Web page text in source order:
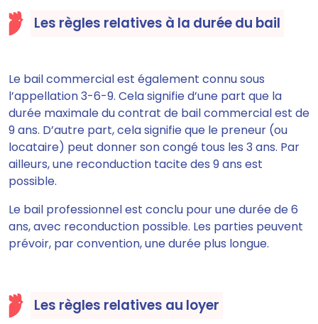
Les règles relatives à la durée du bail
Le bail commercial est également connu sous
l’appellation 3-6-9. Cela signifie d’une part que la
durée maximale du contrat de bail commercial est de
9 ans. D’autre part, cela signifie que le preneur (ou
locataire) peut donner son congé tous les 3 ans. Par
ailleurs, une reconduction tacite des 9 ans est
possible.
Le bail professionnel est conclu pour une durée de 6
ans, avec reconduction possible. Les parties peuvent
prévoir, par convention, une durée plus longue.
Les règles relatives au loyer